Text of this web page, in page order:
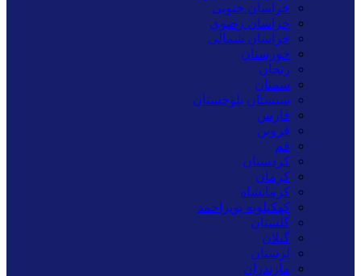
خراسان جنوبی
خراسان رضوی
خراسان شمالی
خوزستان
زنجان
سمنان
سیستان بلوچستان
فارس
قزوین
قم
کردستان
کرمان
کرمانشاه
کهکیلویه بویراحمد
گلستان
گیلان
لرستان
مازندران